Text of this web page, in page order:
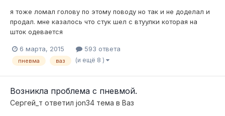
я тоже ломал голову по этому поводу но так и не доделал и
продал. мне казалось что стук шел с втуулки которая на
шток одевается
6 марта, 2015 593 ответа
пневма ваз (и ещё 8 )
Возникла проблема с пневмой.
Сергей_т ответил jon34 тема в Ваз